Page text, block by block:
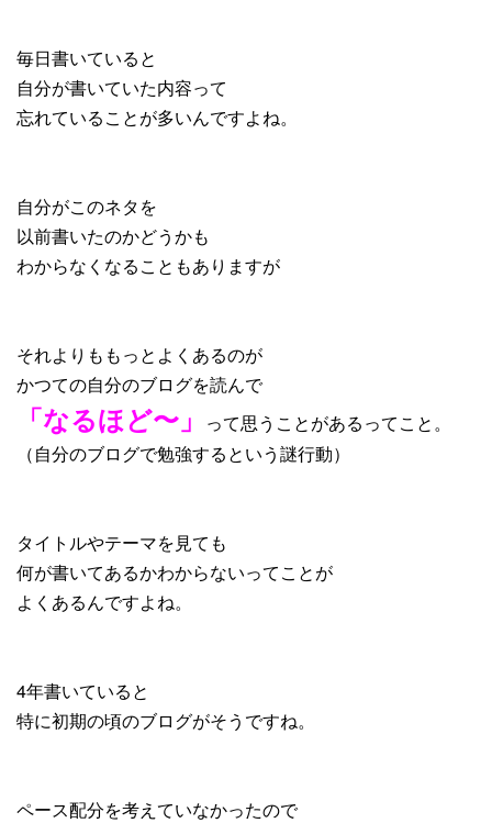
毎日書いていると
自分が書いていた内容って
忘れていることが多いんですよね。
自分がこのネタを
以前書いたのかどうかも
わからなくなることもありますが
それよりももっとよくあるのが
かつての自分のブログを読んで
「なるほど〜」
って思うことがあるってこと。
（自分のブログで勉強するという謎行動）
タイトルやテーマを見ても
何が書いてあるかわからないってことが
よくあるんですよね。
4年書いていると
特に初期の頃のブログがそうですね。
ペース配分を考えていなかったので